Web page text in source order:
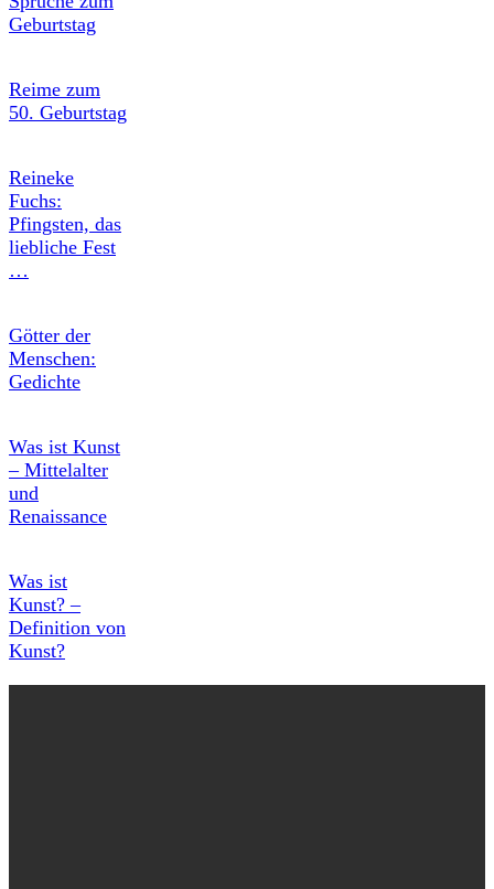
Geburtstag
Reime zum
50. Geburtstag
Reineke
Fuchs:
Pfingsten, das
liebliche Fest
…
Götter der
Menschen:
Gedichte
Was ist Kunst
– Mittelalter
und
Renaissance
Was ist
Kunst? –
Definition von
Kunst?